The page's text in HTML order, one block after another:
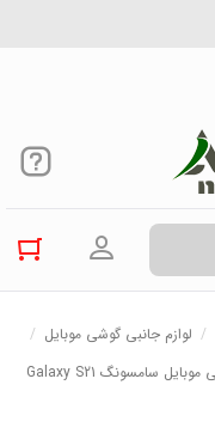
ورود به
/ لوازم جانبی گوشی موبایل /
کاور مدل S21 Ultra مناسب برای گوشی موبایل سامسونگ Galaxy S21